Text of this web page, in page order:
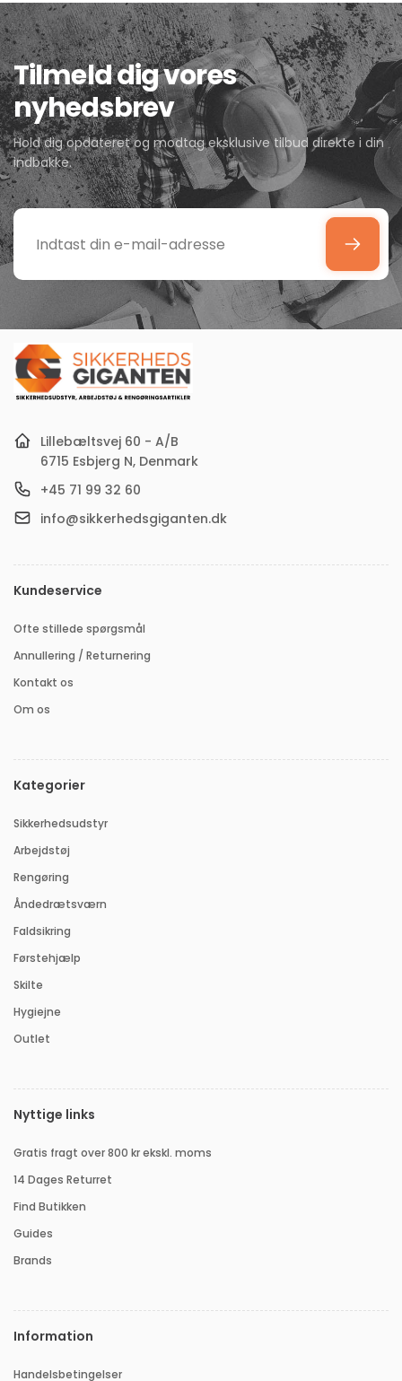
Tilmeld dig vores
nyhedsbrev
Hold dig opdateret og modtag eksklusive tilbud direkte i din
indbakke.
Indtast
e-
mail-
adresse
Lillebæltsvej 60 - A/B
6715 Esbjerg N, Denmark
+45 71 99 32 60
info@sikkerhedsgiganten.dk
Kundeservice
Ofte stillede spørgsmål
Annullering / Returnering
Kontakt os
Om os
Kategorier
Sikkerhedsudstyr
Arbejdstøj
Rengøring
Åndedrætsværn
Faldsikring
Førstehjælp
Skilte
Hygiejne
Outlet
Nyttige links
Gratis fragt over 800 kr ekskl. moms
14 Dages Returret
Find Butikken
Guides
Brands
Information
Handelsbetingelser